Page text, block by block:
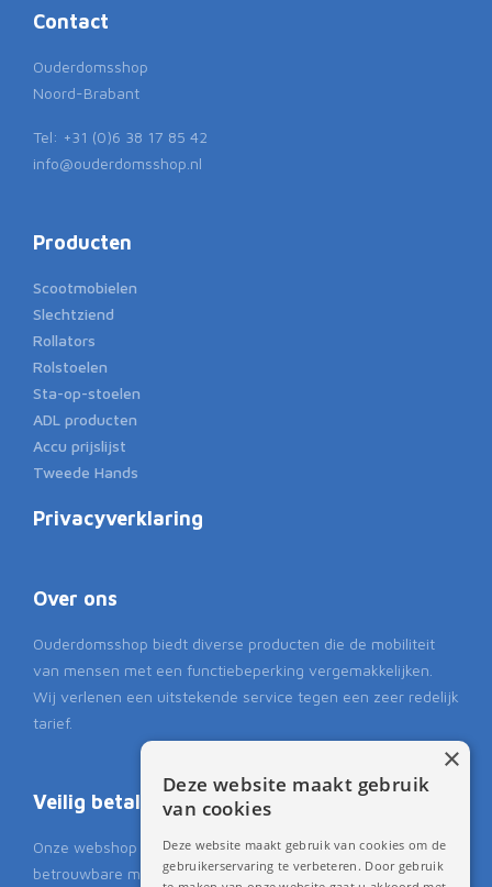
Contact
Ouderdomsshop
Noord-Brabant
Tel: +31 (0)6 38 17 85 42
info@ouderdomsshop.nl
Producten
Scootmobielen
Slechtziend
Rollators
Rolstoelen
Sta-op-stoelen
ADL producten
Accu prijslijst
Tweede Hands
Privacyverklaring
Over ons
Ouderdomsshop biedt diverse producten die de mobiliteit
van mensen met een functiebeperking vergemakkelijken.
Wij verlenen een uitstekende service tegen een zeer redelijk
tarief.
Veilig betalen
Onze webshop biedt u de mogelijkheid om op een veilige en
betrouwbare manier te kunnen betalen.
Deze website maakt gebruik
van cookies
Deze website maakt gebruik van cookies om de
gebruikerservaring te verbeteren. Door gebruik
×